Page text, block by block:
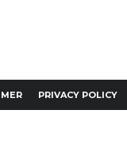
PRIVACY POLICY